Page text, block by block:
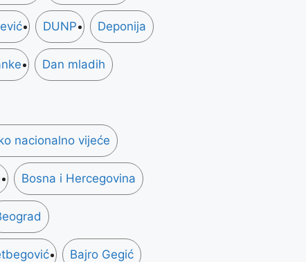
DUNP Deponija
Dan mladih
nacionalno vijeće
Bosna i Hercegovina
Bajro Gegić